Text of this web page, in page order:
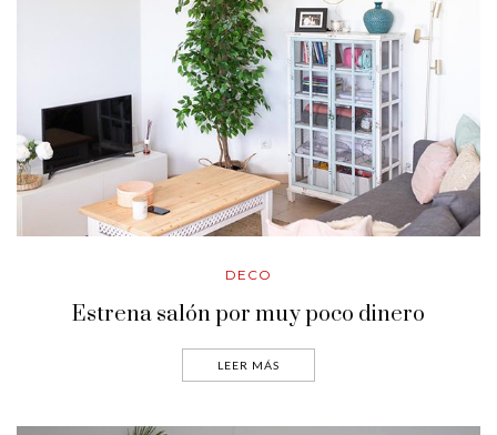
DECO
Estrena salón por muy poco dinero
LEER MÁS